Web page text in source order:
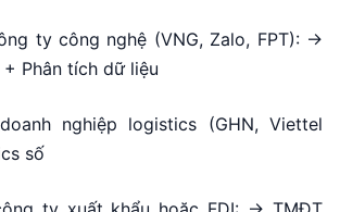
ty công nghệ (VNG, Zalo, FPT): →
Phân tích dữ liệu
nghiệp logistics (GHN, Viettel
số